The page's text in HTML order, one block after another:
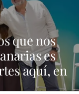
que nos
es
aquí, en